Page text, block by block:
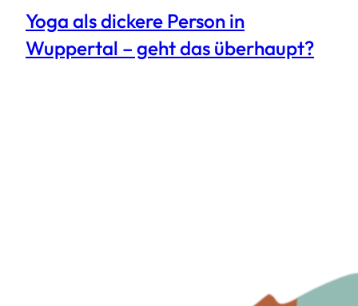
Yoga als dickere Person in
Wuppertal – geht das überhaupt?